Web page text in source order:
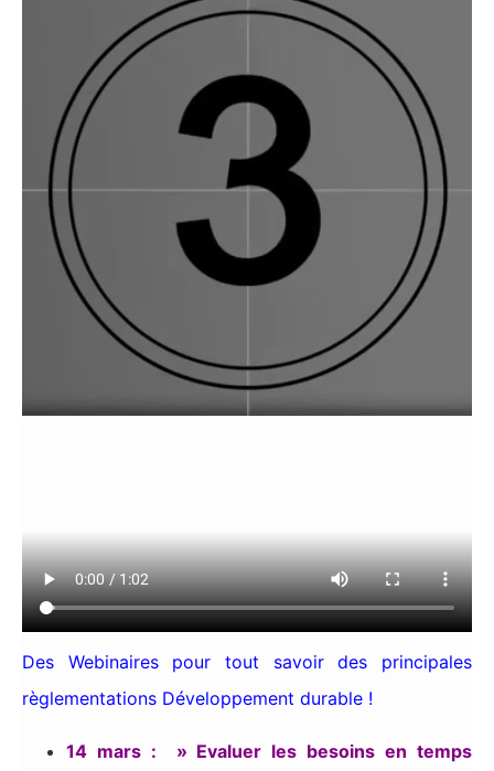
Des Webinaires pour tout savoir des principales
règlementations Développement durable !
14 mars : » Evaluer les besoins en temps